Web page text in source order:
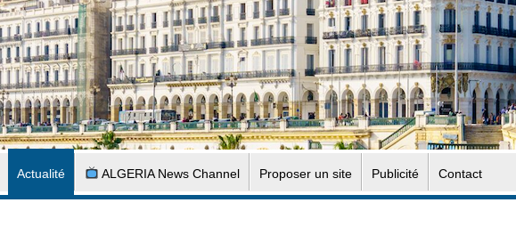
Actualité ALGERIA News Channel Proposer un site Publicité Contact